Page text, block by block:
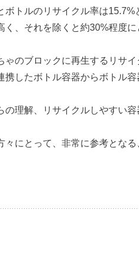
トルのリサイクル率は15.7%
、それを除くと約30%程度
のブロックに再生するリサ
したボトル容器からボトル
理解、リサイクルしやすい
にとって、非常に参考とな